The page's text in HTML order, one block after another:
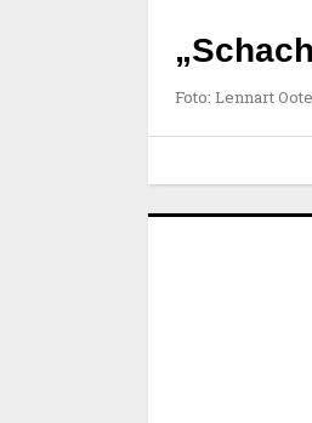
Foto: Lennart